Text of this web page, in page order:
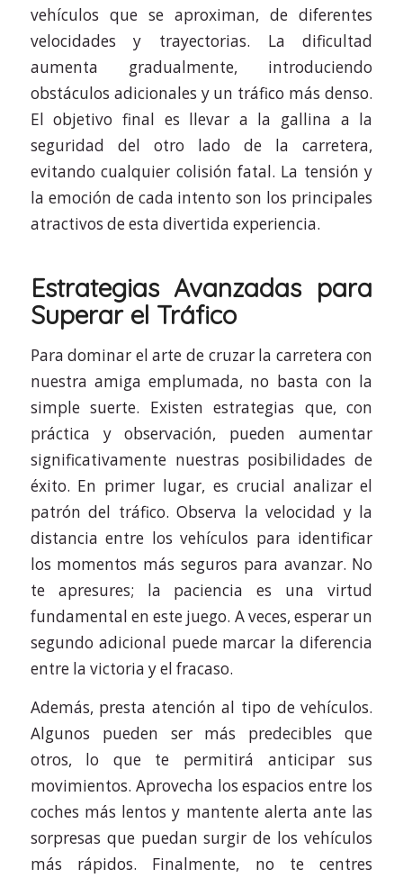
vehículos que se aproximan, de diferentes
velocidades y trayectorias. La dificultad
aumenta gradualmente, introduciendo
obstáculos adicionales y un tráfico más denso.
El objetivo final es llevar a la gallina a la
seguridad del otro lado de la carretera,
evitando cualquier colisión fatal. La tensión y
la emoción de cada intento son los principales
atractivos de esta divertida experiencia.
Estrategias Avanzadas para
Superar el Tráfico
Para dominar el arte de cruzar la carretera con
nuestra amiga emplumada, no basta con la
simple suerte. Existen estrategias que, con
práctica y observación, pueden aumentar
significativamente nuestras posibilidades de
éxito. En primer lugar, es crucial analizar el
patrón del tráfico. Observa la velocidad y la
distancia entre los vehículos para identificar
los momentos más seguros para avanzar. No
te apresures; la paciencia es una virtud
fundamental en este juego. A veces, esperar un
segundo adicional puede marcar la diferencia
entre la victoria y el fracaso.
Además, presta atención al tipo de vehículos.
Algunos pueden ser más predecibles que
otros, lo que te permitirá anticipar sus
movimientos. Aprovecha los espacios entre los
coches más lentos y mantente alerta ante las
sorpresas que puedan surgir de los vehículos
más rápidos. Finalmente, no te centres